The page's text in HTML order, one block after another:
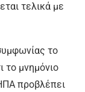
τελικά με
το
το μνημόνιο
προβλέπει